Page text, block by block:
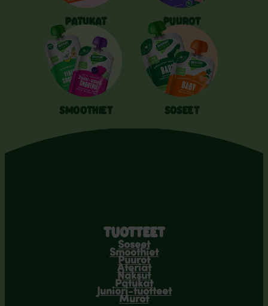
PATUKAT PUUROT
SMOOTHIET SOSEET
TUOTTEET
Soseet
Smoothiet
Puurot
Ateriat
Naksut
Patukat
Juniori-tuotteet
Murot